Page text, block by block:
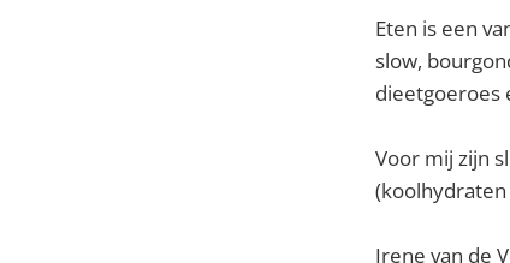
Eten is een
slow,
dieetgoeroes
Voor mij zijn
(koolhydraten
Irene van de